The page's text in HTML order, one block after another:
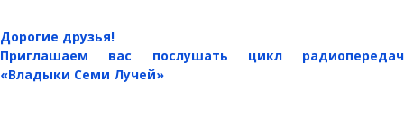
Дорогие друзья!
Приглашаем вас послушать цикл радиопередач
«Владыки Семи Лучей»